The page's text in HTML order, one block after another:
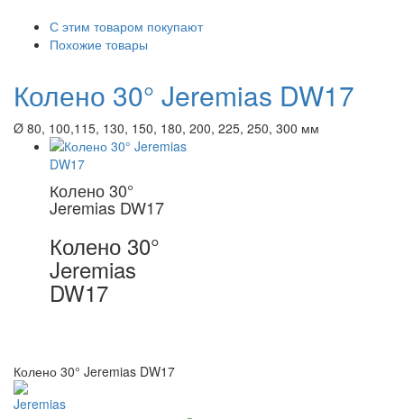
С этим товаром покупают
Похожие товары
Колено 30° Jeremias DW17
Ø 80, 100,115, 130, 150, 180, 200, 225, 250, 300 мм
Колено 30°
Jeremias DW17
Колено 30°
Jeremias
DW17
Колено 30° Jeremias DW17